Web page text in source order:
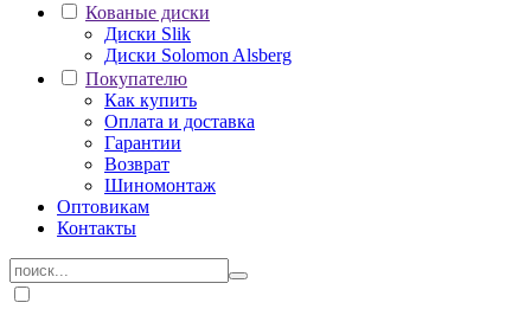
Кованые диски
Диски Slik
Диски Solomon Alsberg
Покупателю
Как купить
Оплата и доставка
Гарантии
Возврат
Шиномонтаж
Оптовикам
Контакты